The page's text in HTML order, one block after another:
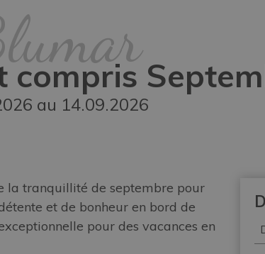
compris
au 14.09.2026
la tranquillité de septembre pour
et de bonheur en bord de
pour des vacances en